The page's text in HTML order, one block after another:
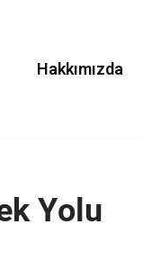
Hakkımızda
Yolu